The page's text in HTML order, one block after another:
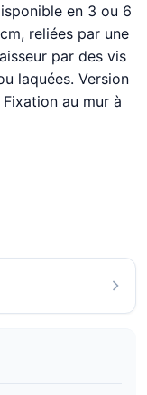
en 3 ou 6
reliées par une
par des vis
laquées. Version
au mur à